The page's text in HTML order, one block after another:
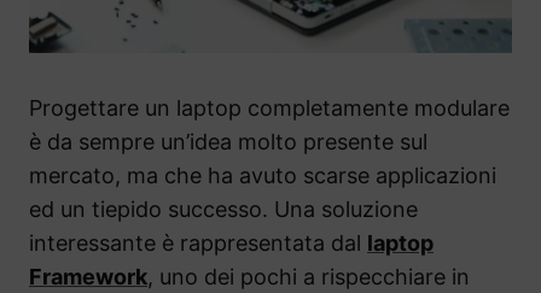
Progettare un laptop completamente modulare
è da sempre un’idea molto presente sul
mercato, ma che ha avuto scarse applicazioni
ed un tiepido successo. Una soluzione
interessante è rappresentata dal laptop
Framework, uno dei pochi a rispecchiare in